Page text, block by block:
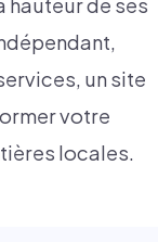
hauteur de ses
un site
votre
locales.